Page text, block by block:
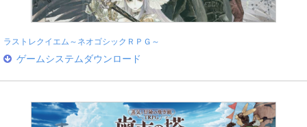
ラストレクイエム～ネオゴシックＲＰＧ～
ゲームシステムダウンロード